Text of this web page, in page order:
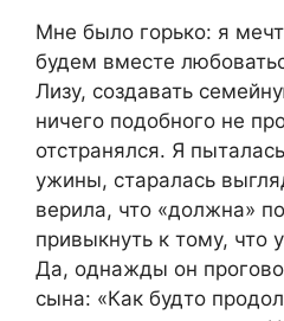
Мне было горько: я
будем вместе
Лизу, создавать
ничего подобного не
отстранялся. Я
ужины, старалась
верила, что «должна»
привыкнуть к тому, что
Да, однажды он
сына: «Как будто